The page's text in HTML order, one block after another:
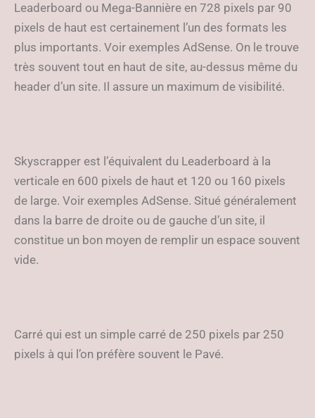
Leaderboard ou Mega-Bannière en 728 pixels par 90
pixels de haut est certainement l’un des formats les
plus importants. Voir exemples AdSense. On le trouve
très souvent tout en haut de site, au-dessus même du
header d’un site. Il assure un maximum de visibilité.
Skyscrapper est l’équivalent du Leaderboard à la
verticale en 600 pixels de haut et 120 ou 160 pixels
de large. Voir exemples AdSense. Situé généralement
dans la barre de droite ou de gauche d’un site, il
constitue un bon moyen de remplir un espace souvent
vide.
Carré qui est un simple carré de 250 pixels par 250
pixels à qui l’on préfère souvent le Pavé.